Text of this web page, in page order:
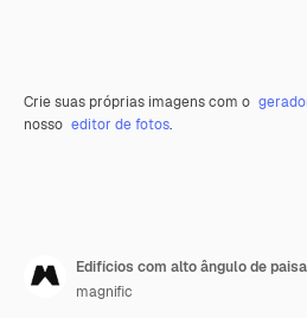
Crie suas próprias imagens com o
nosso editor de fotos.
Edifícios com alto ângulo de
magnific